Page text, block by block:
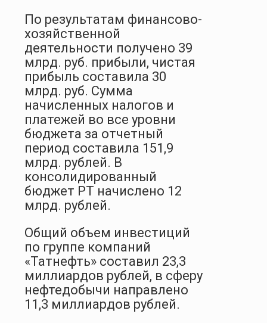
По результатам финансово-
хозяйственной
деятельности получено 39
млрд. руб. прибыли, чистая
прибыль составила 30
млрд. руб. Сумма
начисленных налогов и
платежей во все уровни
бюджета за отчетный
период составила 151,9
млрд. рублей. В
консолидированный
бюджет РТ начислено 12
млрд. рублей.
Общий объем инвестиций
по группе компаний
«Татнефть» составил 23,3
миллиардов рублей, в сферу
нефтедобычи направлено
11,3 миллиардов рублей.